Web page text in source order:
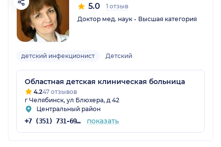
5.0
1 отзыв
Доктор мед. наук
Высшая категория
детский инфекционист Детский
Областная детская клиническая больница
4.247 отзывов
г Челябинск, ул Блюхера, д 42
Центральный район
+7 (351) 731-69-27 показать